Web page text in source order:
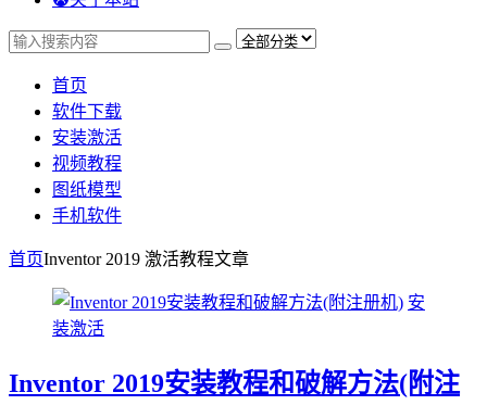
首页
软件下载
安装激活
视频教程
图纸模型
手机软件
首页Inventor 2019 激活教程文章
安
装激活
Inventor 2019安装教程和破解方法(附注